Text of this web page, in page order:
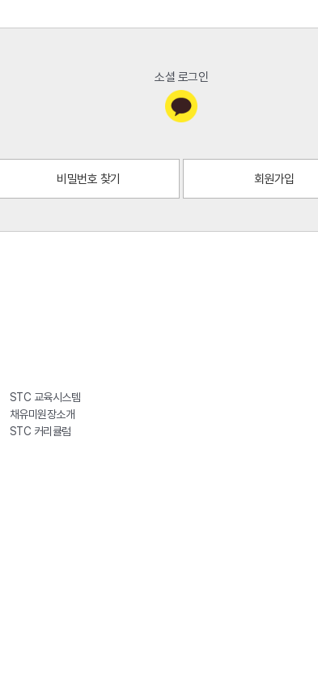
소셜 로그인
비밀번호 찾기 회원가입
STC 교육시스템
채유미원장소개
STC 커리큘럼